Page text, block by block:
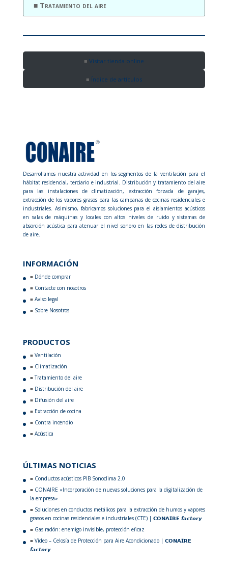
Tratamiento del aire
Visitar tienda online
Índice de artículos
Desarrollamos nuestra actividad en los segmentos de la ventilación para el
hábitat residencial, terciario e industrial. Distribución y tratamiento del aire
para las instalaciones de climatización, extracción forzada de garajes,
extracción de los vapores grasos para las campanas de cocinas residenciales e
industriales. Asimismo, fabricamos soluciones para el aislamientos acústicos
en salas de máquinas y locales con altos niveles de ruido y sistemas de
absorción acústica para atenuar el nivel sonoro en las redes de distribución
de aire.
INFORMACIÓN
Dónde comprar
Contacte con nosotros
Aviso legal
Sobre Nosotros
PRODUCTOS
Ventilación
Climatización
Tratamiento del aire
Distribución del aire
Difusión del aire
Extracción de cocina
Contra incendio
Acústica
ÚLTIMAS NOTICIAS
Conductos acústicos PIB Sonoclima 2.0
CONAIRE «Incorporación de nuevas soluciones para la digitalización de
la empresa»
Soluciones en conductos metálicos para la extracción de humos y vapores
grasos en cocinas residenciales e industriales (CTE) | 𝗖𝗢𝗡𝗔𝗜𝗥𝗘 𝙛𝙖𝙘𝙩𝙤𝙧𝙮
Gas radón: enemigo invisible, protección eficaz
Vídeo – Celosía de Protección para Aire Acondicionado | 𝗖𝗢𝗡𝗔𝗜𝗥𝗘
𝙛𝙖𝙘𝙩𝙤𝙧𝙮